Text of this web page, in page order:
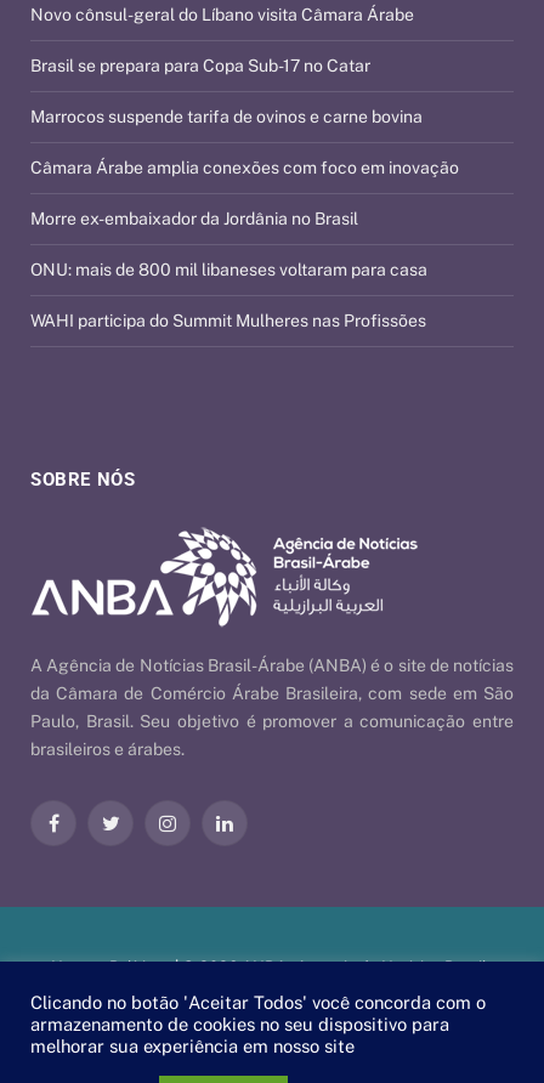
SOBRE NÓS
A Agência de Notícias Brasil-Árabe (ANBA) é o site de notícias
da Câmara de Comércio Árabe Brasileira, com sede em São
Paulo, Brasil. Seu objetivo é promover a comunicação entre
brasileiros e árabes.
FacebookTwitter InstagramLinkedIn
Novo cônsul-geral do Líbano visita Câmara Árabe
Brasil se prepara para Copa Sub-17 no Catar
Marrocos suspende tarifa de ovinos e carne bovina
Câmara Árabe amplia conexões com foco em inovação
Morre ex-embaixador da Jordânia no Brasil
ONU: mais de 800 mil libaneses voltaram para casa
WAHI participa do Summit Mulheres nas Profissões
Nossas Políticas| © 2026 ANBA - Agência de Notícias Brasil-
Clicando no botão 'Aceitar Todos' você concorda com o
armazenamento de cookies no seu dispositivo para
melhorar sua experiência em nosso site
PT EN